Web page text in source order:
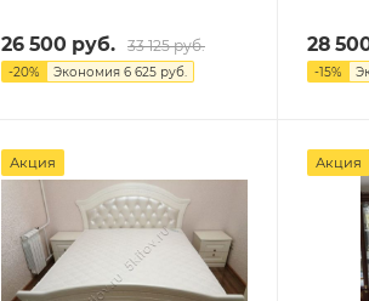
26 500 руб. 33 125руб.
-20% Экономия 6 625 руб.
28
-15%
Акция Акция